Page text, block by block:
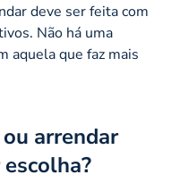
deve ser feita com
Não há uma
aquela que faz mais
arrendar